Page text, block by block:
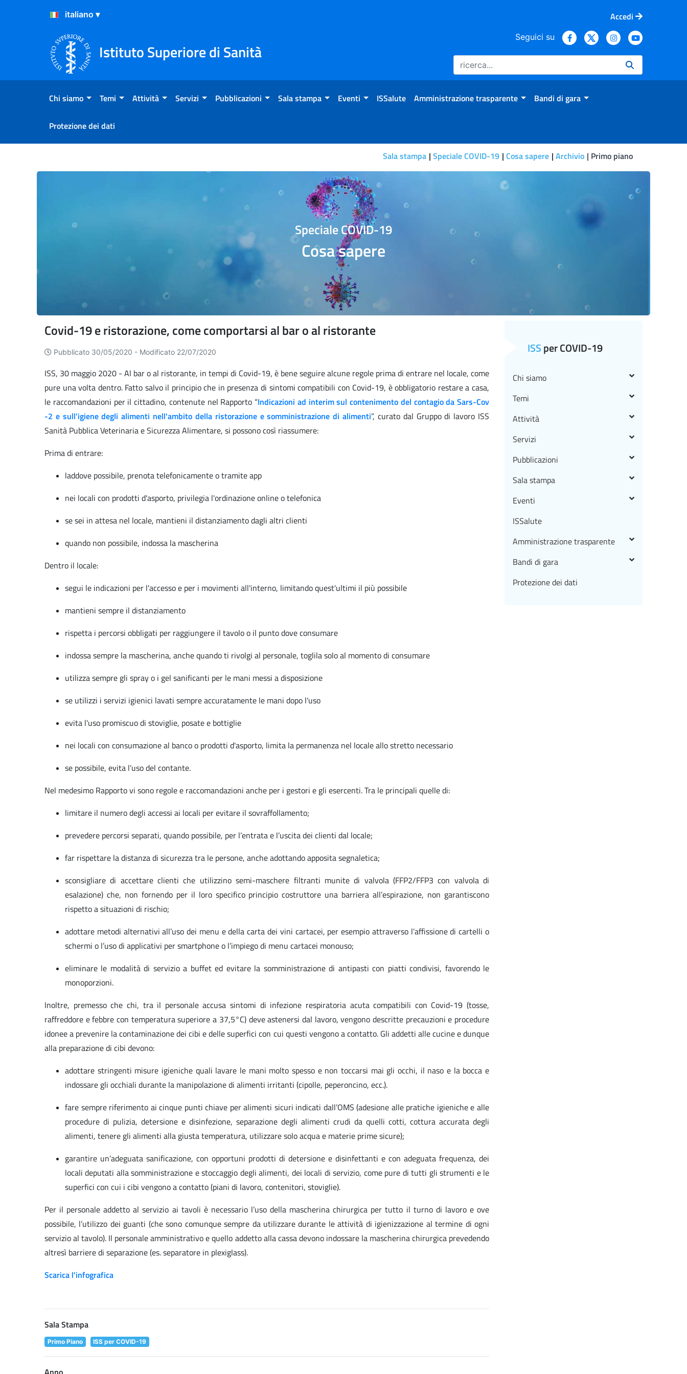
Salta al Contenuto
Salta al Footer
Accedi
Istituto Superiore di Sanità
Seguici su
Chi siamo Temi Attività Servizi Pubblicazioni Sala stampa Eventi ISSalute Amministrazione trasparente Bandi di gara
Protezione dei dati
Sala stampa Speciale COVID-19 Cosa sapere Archivio Primo piano
Covid-19 e ristorazione, come comportarsi al bar o al ristorante
Speciale COVID-19
Cosa sapere
Covid-19 e ristorazione, come comportarsi al bar o al ristorante
Pubblicato 30/05/2020 - Modificato 22/07/2020
ISS, 30 maggio 2020 - Al bar o al ristorante, in tempi di Covid-19, è bene seguire alcune regole prima di entrare nel locale, come
pure una volta dentro. Fatto salvo il principio che in presenza di sintomi compatibili con Covid-19, è obbligatorio restare a casa,
le raccomandazioni per il cittadino, contenute nel Rapporto “Indicazioni ad interim sul contenimento del contagio da Sars-Cov
-2 e sull'igiene degli alimenti nell'ambito della ristorazione e somministrazione di alimenti”, curato dal Gruppo di lavoro ISS
Sanità Pubblica Veterinaria e Sicurezza Alimentare, si possono così riassumere:
Prima di entrare:
laddove possibile, prenota telefonicamente o tramite app
nei locali con prodotti d'asporto, privilegia l'ordinazione online o telefonica
se sei in attesa nel locale, mantieni il distanziamento dagli altri clienti
quando non possibile, indossa la mascherina
Dentro il locale:
segui le indicazioni per l'accesso e per i movimenti all'interno, limitando quest'ultimi il più possibile
mantieni sempre il distanziamento
rispetta i percorsi obbligati per raggiungere il tavolo o il punto dove consumare
indossa sempre la mascherina, anche quando ti rivolgi al personale, toglila solo al momento di consumare
utilizza sempre gli spray o i gel sanificanti per le mani messi a disposizione
se utilizzi i servizi igienici lavati sempre accuratamente le mani dopo l'uso
evita l'uso promiscuo di stoviglie, posate e bottiglie
nei locali con consumazione al banco o prodotti d'asporto, limita la permanenza nel locale allo stretto necessario
se possibile, evita l’uso del contante.
Nel medesimo Rapporto vi sono regole e raccomandazioni anche per i gestori e gli esercenti. Tra le principali quelle di:
limitare il numero degli accessi ai locali per evitare il sovraffollamento;
prevedere percorsi separati, quando possibile, per l’entrata e l’uscita dei clienti dal locale;
far rispettare la distanza di sicurezza tra le persone, anche adottando apposita segnaletica;
sconsigliare di accettare clienti che utilizzino semi-maschere filtranti munite di valvola (FFP2/FFP3 con valvola di
esalazione) che, non fornendo per il loro specifico principio costruttore una barriera all’espirazione, non garantiscono
rispetto a situazioni di rischio;
adottare metodi alternativi all’uso dei menu e della carta dei vini cartacei, per esempio attraverso l’affissione di cartelli o
schermi o l’uso di applicativi per smartphone o l’impiego di menu cartacei monouso;
eliminare le modalità di servizio a buffet ed evitare la somministrazione di antipasti con piatti condivisi, favorendo le
monoporzioni.
Inoltre, premesso che chi, tra il personale accusa sintomi di infezione respiratoria acuta compatibili con Covid-19 (tosse,
raffreddore e febbre con temperatura superiore a 37,5°C) deve astenersi dal lavoro, vengono descritte precauzioni e procedure
idonee a prevenire la contaminazione dei cibi e delle superfici con cui questi vengono a contatto. Gli addetti alle cucine e dunque
alla preparazione di cibi devono:
adottare stringenti misure igieniche quali lavare le mani molto spesso e non toccarsi mai gli occhi, il naso e la bocca e
indossare gli occhiali durante la manipolazione di alimenti irritanti (cipolle, peperoncino, ecc.).
fare sempre riferimento ai cinque punti chiave per alimenti sicuri indicati dall’OMS (adesione alle pratiche igieniche e alle
procedure di pulizia, detersione e disinfezione, separazione degli alimenti crudi da quelli cotti, cottura accurata degli
alimenti, tenere gli alimenti alla giusta temperatura, utilizzare solo acqua e materie prime sicure);
garantire un’adeguata sanificazione, con opportuni prodotti di detersione e disinfettanti e con adeguata frequenza, dei
locali deputati alla somministrazione e stoccaggio degli alimenti, dei locali di servizio, come pure di tutti gli strumenti e le
superfici con cui i cibi vengono a contatto (piani di lavoro, contenitori, stoviglie).
Per il personale addetto al servizio ai tavoli è necessario l’uso della mascherina chirurgica per tutto il turno di lavoro e ove
possibile, l’utilizzo dei guanti (che sono comunque sempre da utilizzare durante le attività di igienizzazione al termine di ogni
servizio al tavolo). Il personale amministrativo e quello addetto alla cassa devono indossare la mascherina chirurgica prevedendo
altresì barriere di separazione (es. separatore in plexiglass).
Scarica l'infografica
Sala Stampa
Primo Piano ISS per COVID-19
ISSper COVID-19
Chi siamo
Temi
Attività
Servizi
Pubblicazioni
Sala stampa
Eventi
ISSalute
Amministrazione trasparente
Bandi di gara
Protezione dei dati